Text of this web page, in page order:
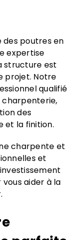
des poutres en
expertise
structure est
projet. Notre
qualifié
charpenterie,
des
et la finition.
charpente et
et
aider à la